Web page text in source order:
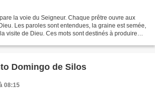
la voie du Seigneur. Chaque prêtre ouvre aux
Les paroles sont entendues, la graine est semée,
visite de Dieu. Ces mots sont destinés à produire
Domingo de Silos
08:15